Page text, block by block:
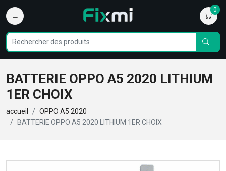
0
BATTERIE OPPO A5 2020 LITHIUM
1ER CHOIX
accueil
OPPO A5 2020
BATTERIE OPPO A5 2020 LITHIUM 1ER CHOIX